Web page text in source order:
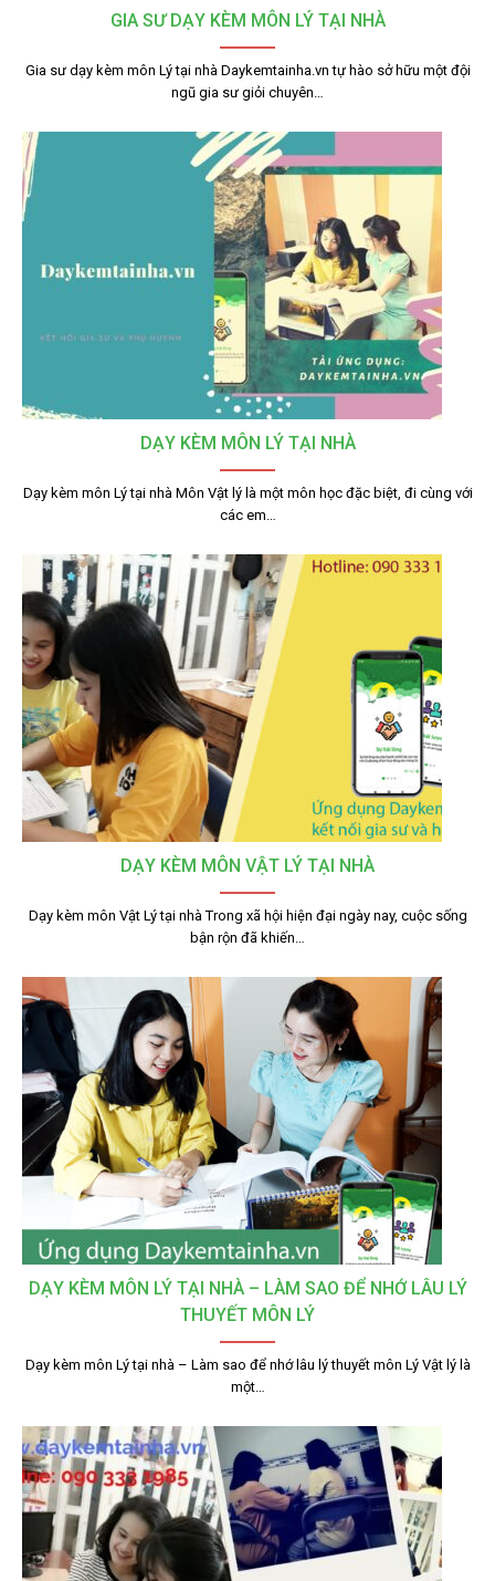
GIA SƯ DẠY KÈM MÔN LÝ TẠI NHÀ
Gia sư dạy kèm môn Lý tại nhà Daykemtainha.vn tự hào sở hữu một đội
ngũ gia sư giỏi chuyên…
DẠY KÈM MÔN LÝ TẠI NHÀ
Dạy kèm môn Lý tại nhà Môn Vật lý là một môn học đặc biệt, đi cùng với
các em…
DẠY KÈM MÔN VẬT LÝ TẠI NHÀ
Dạy kèm môn Vật Lý tại nhà Trong xã hội hiện đại ngày nay, cuộc sống
bận rộn đã khiến…
DẠY KÈM MÔN LÝ TẠI NHÀ – LÀM SAO ĐỂ NHỚ LÂU LÝ
THUYẾT MÔN LÝ
Dạy kèm môn Lý tại nhà – Làm sao để nhớ lâu lý thuyết môn Lý Vật lý là
một…